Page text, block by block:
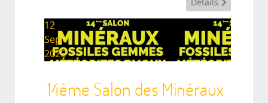
Détails
12
Sep
2026
14ème Salon des Minéraux